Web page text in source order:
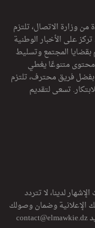
وزارة الاتصال، تلتزم
على الأخبار الوطنية
بقضايا المجتمع وتسليط
محتوى متنوعًا يغطي
بفضل فريق محترف، تلتزم
تسعى لتقديم
لدينا، لا تتردد
الإعلانية وضمان وصولك
contact@elmawkie.dz